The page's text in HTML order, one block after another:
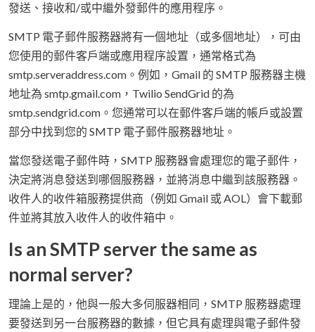
發送、接收和/或中繼外發郵件的應用程序。
SMTP 電子郵件服務器將有一個地址（或多個地址），可由
您使用的郵件客戶端或應用程序設置，通常格式為
smtp.serveraddress.com。例如，Gmail 的 SMTP 服務器主機
地址為 smtp.gmail.com，Twilio SendGrid 的為
smtp.sendgrid.com。您通常可以在郵件客戶端的帳戶或設置
部分中找到您的 SMTP 電子郵件服務器地址。
當您發送電子郵件時，SMTP 服務器會處理您的電子郵件，
決定將消息發送到哪個服務器，並將消息中繼到該服務器。
收件人的收件箱服務提供商（例如 Gmail 或 AOL）會下載郵
件並將其放入收件人的收件箱中。
Is an SMTP server the same as
normal server?
理論上是的，他與一般大多伺服器相同，SMTP 服務器處理
要發送到另一台服務器的數據，但它具有處理與電子郵件發